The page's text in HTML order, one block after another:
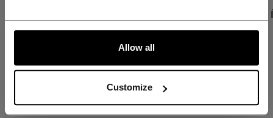
Allow all
Customize
ALLONS-Y !
CARACTÉRISTIQUES
HGXFPRO-JR
GROUPE D'ÂGE
Junior